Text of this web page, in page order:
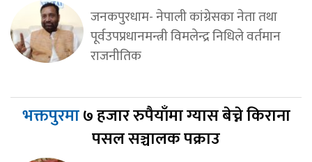
जनकपुरधाम- नेपाली कांग्रेसका नेता तथा
पूर्वउपप्रधानमन्त्री विमलेन्द्र निधिले वर्तमान
राजनीतिक
भक्तपुरमा७ हजार रुपैयाँमा ग्यास बेच्ने किराना
पसल सञ्चालक पक्राउ